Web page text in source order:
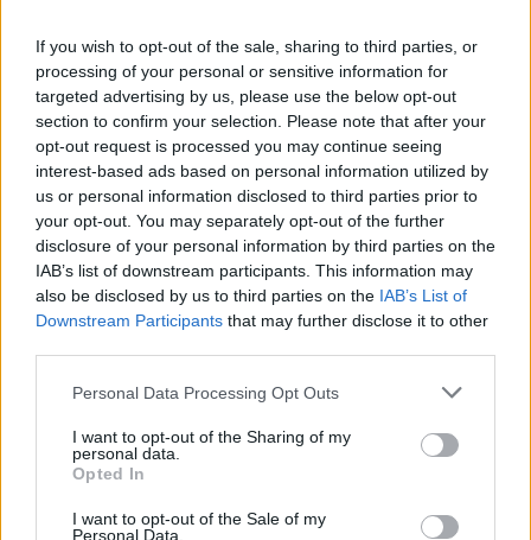
If you wish to opt-out of the sale, sharing to third parties, or
processing of your personal or sensitive information for
targeted advertising by us, please use the below opt-out
section to confirm your selection. Please note that after your
opt-out request is processed you may continue seeing
interest-based ads based on personal information utilized by
us or personal information disclosed to third parties prior to
your opt-out. You may separately opt-out of the further
disclosure of your personal information by third parties on the
IAB’s list of downstream participants. This information may
also be disclosed by us to third parties on the IAB’s List of
Downstream Participants that may further disclose it to other
Please note that this website/app uses one or more Google
not limited to your visit or usage behaviour. You may click to
grant or deny consent to Google and its third-party tags to
use your data for below specified purposes in below Google
consent section.
Personal Data Processing Opt Outs
I want to opt-out of the Sharing of my
personal data.
Opted In
I want to opt-out of the Sale of my
Personal Data.
Email
Hirdetés
Hirdetés